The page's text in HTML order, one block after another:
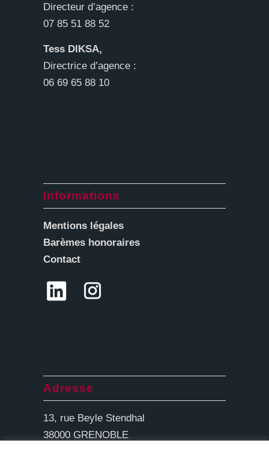
Directeur d’agence :
07 85 51 88 52
Tess DIKSA,
Directrice d’agence :
06 69 65 88 10
Informations
Mentions légales
Barèmes honoraires
Contact
Adresse
13, rue Beyle Stendhal
38000 GRENOBLE